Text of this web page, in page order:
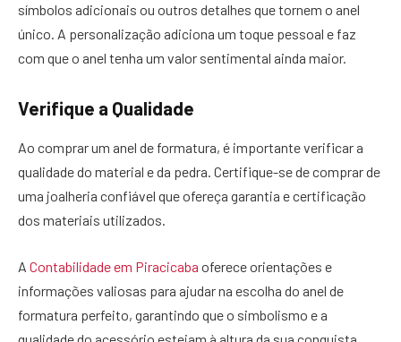
símbolos adicionais ou outros detalhes que tornem o anel
único. A personalização adiciona um toque pessoal e faz
com que o anel tenha um valor sentimental ainda maior.
Verifique a Qualidade
Ao comprar um anel de formatura, é importante verificar a
qualidade do material e da pedra. Certifique-se de comprar de
uma joalheria confiável que ofereça garantia e certificação
dos materiais utilizados.
A Contabilidade em Piracicaba oferece orientações e
informações valiosas para ajudar na escolha do anel de
formatura perfeito, garantindo que o simbolismo e a